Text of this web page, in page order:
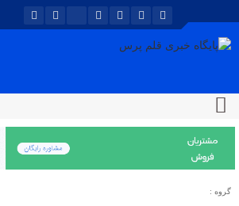
گروه :